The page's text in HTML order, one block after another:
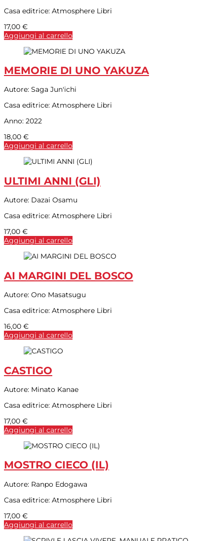
Casa editrice: Atmosphere Libri
17,00 €
Aggiungi al carrello
MEMORIE DI UNO YAKUZA
Autore: Saga Jun'ichi
Casa editrice: Atmosphere Libri
Anno: 2022
18,00 €
Aggiungi al carrello
ULTIMI ANNI (GLI)
Autore: Dazai Osamu
Casa editrice: Atmosphere Libri
17,00 €
Aggiungi al carrello
AI MARGINI DEL BOSCO
Autore: Ono Masatsugu
Casa editrice: Atmosphere Libri
16,00 €
Aggiungi al carrello
CASTIGO
Autore: Minato Kanae
Casa editrice: Atmosphere Libri
17,00 €
Aggiungi al carrello
MOSTRO CIECO (IL)
Autore: Ranpo Edogawa
Casa editrice: Atmosphere Libri
17,00 €
Aggiungi al carrello